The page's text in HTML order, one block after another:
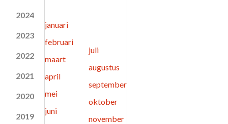
2024
2023
2022
2021
2020
2019
januari
februari
maart
april
mei
juni
juli
augustus
september
oktober
november